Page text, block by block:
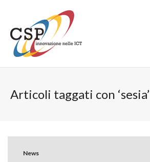
Articoli taggati con ‘sesia’
News